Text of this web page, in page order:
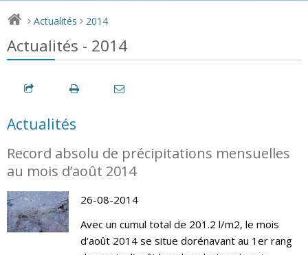
> Actualités > 2014
Actualités - 2014
Actualités
Record absolu de précipitations mensuelles
au mois d’août 2014
26-08-2014
Avec un cumul total de 201.2 l/m2, le mois
d’août 2014 se situe dorénavant au 1er rang